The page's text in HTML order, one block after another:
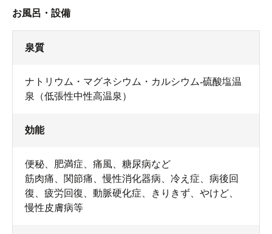
お風呂・設備
泉質
ナトリウム・マグネシウム・カルシウム‐硫酸塩温
泉（低張性中性高温泉）
効能
便秘、肥満症、痛風、糖尿病など
筋肉痛、関節痛、慢性消化器病、冷え症、病後回
復、疲労回復、動脈硬化症、きりきず、やけど、
慢性皮膚病等